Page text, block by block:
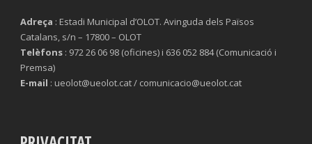
Adreça : Estadi Municipal d’OLOT. Avinguda dels Països
Catalans, s/n – 17800 – OLOT
Telèfons : 972 26 06 98 (oficines) i 636 052 884 (Comunicació i
Premsa)
E-mail : ueolot@ueolot.cat / comunicacio@ueolot.cat